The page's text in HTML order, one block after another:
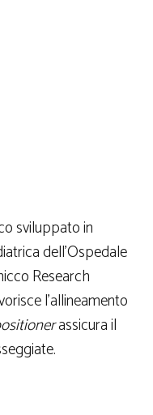
sviluppato in
dell’Ospedale
Research
l’allineamento
assicura il